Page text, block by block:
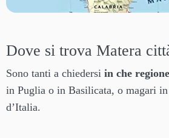
Dove si trova Matera
Sono tanti a chiedersi in che
in Puglia o in Basilicata, o magari
d’Italia.